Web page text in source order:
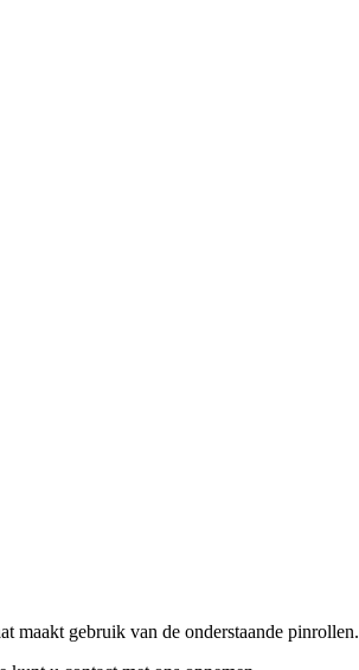
maakt gebruik van de onderstaande pinrollen.